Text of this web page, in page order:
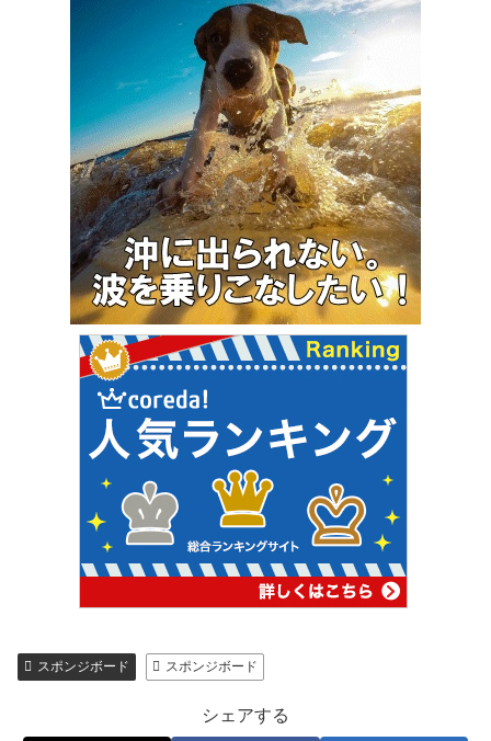
スポンジボード スポンジボード
シェアする